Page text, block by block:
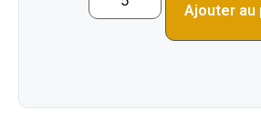
Ajouter au